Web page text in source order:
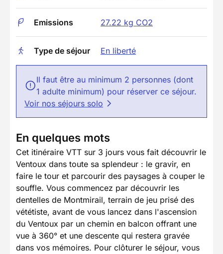
Emissions 27.22 kg CO2
Type de séjour En liberté
Il faut être au minimum 2 personnes (dont
1 adulte minimum) pour réserver ce séjour.
Voir nos séjours solo
En quelques mots
Cet itinéraire VTT sur 3 jours vous fait découvrir le
Ventoux dans toute sa splendeur : le gravir, en
faire le tour et parcourir des paysages à couper le
souffle. Vous commencez par découvrir les
dentelles de Montmirail, terrain de jeu prisé des
vététiste, avant de vous lancez dans l'ascension
du Ventoux par un chemin en balcon offrant une
vue à 360° et une descente qui restera gravée
dans vos mémoires. Pour clôturer le séjour, vous